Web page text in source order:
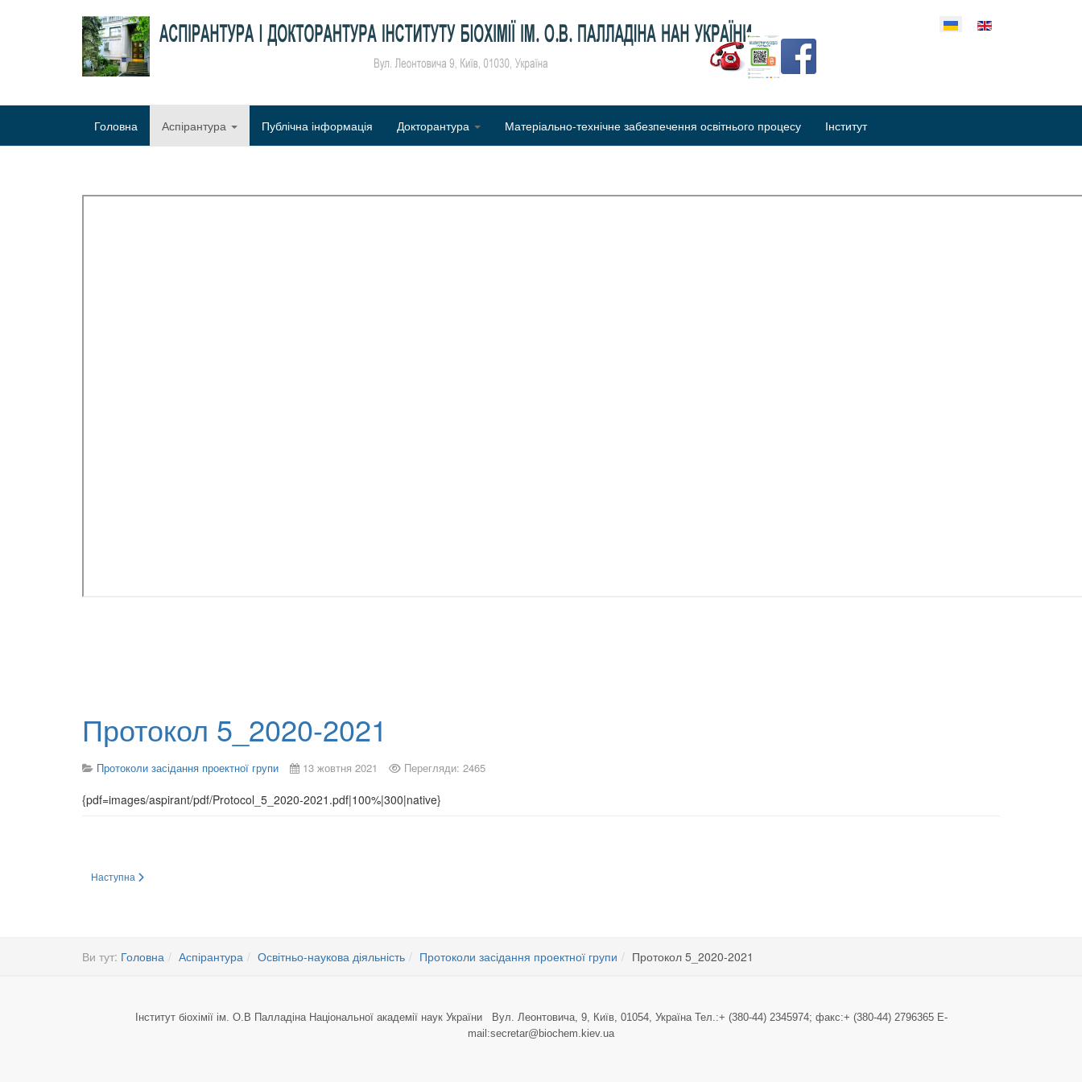
Оберіть свою мову
Головна Аспірантура Публічна інформація Докторантура Матеріально-технічне забезпечення освітнього процесу Інститут
Протокол 5_2020-2021
Протоколи засідання проектної групи 13 жовтня 2021 Перегляди: 2465
{pdf=images/aspirant/pdf/Protocol_5_2020-2021.pdf|100%|300|native}
Наступна стаття: Протокол 4_2019-2020
Наступна
Ви тут: Головна Аспірантура Освітньо-наукова діяльність Протоколи засідання проектної групи Протокол 5_2020-2021
Інститут біохімії ім. О.В Палладіна Національної академії наук України Вул. Леонтовича, 9, Київ, 01054, Україна Тел.:+ (380-44) 2345974; факс:+ (380-44) 2796365 E-
mail:secretar@biochem.kiev.ua